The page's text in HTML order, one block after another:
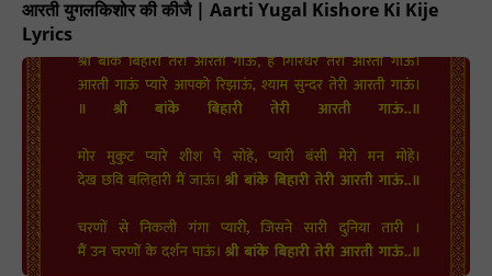
आरती युगलकिशोर की कीजै | Aarti Yugal Kishore Ki Kije
Lyrics